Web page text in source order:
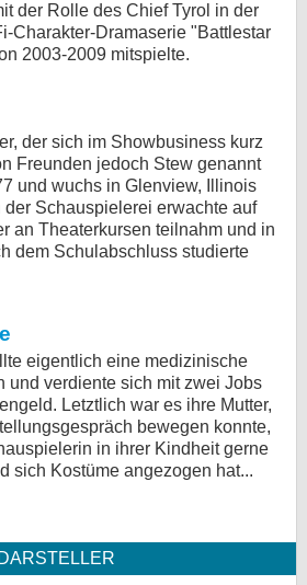
der Rolle des Chief Tyrol in der
Charakter-Dramaserie "Battlestar
2003-2009 mitspielte.
der sich im Showbusiness kurz
Freunden jedoch Stew genannt
und wuchs in Glenview, Illinois
der Schauspielerei erwachte auf
an Theaterkursen teilnahm und in
dem Schulabschluss studierte
eigentlich eine medizinische
und verdiente sich mit zwei Jobs
Letztlich war es ihre Mutter,
bewegen konnte,
in ihrer Kindheit gerne
sich Kostüme angezogen hat...